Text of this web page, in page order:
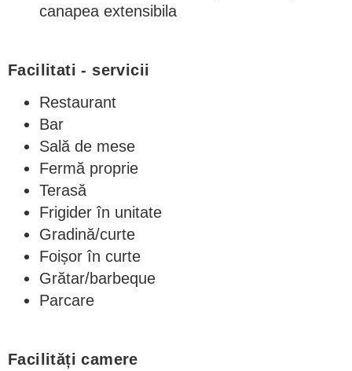
canapea extensibila
Facilitati - servicii
Restaurant
Bar
Sală de mese
Fermă proprie
Terasă
Frigider în unitate
Gradină/curte
Foișor în curte
Grătar/barbeque
Parcare
Facilități camere